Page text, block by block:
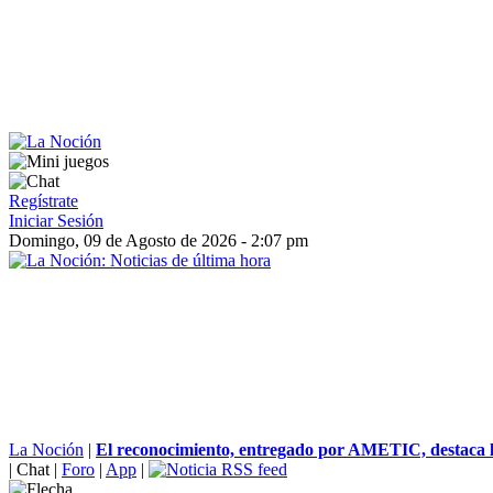
Regístrate
Iniciar Sesión
Domingo, 09 de Agosto de 2026 - 2:07 pm
La Noción | El reconocimiento, entregado por AMETIC, destaca
| Chat | Foro | App |